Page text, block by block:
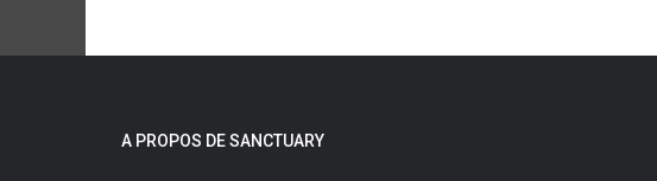
A PROPOS DE SANCTUARY